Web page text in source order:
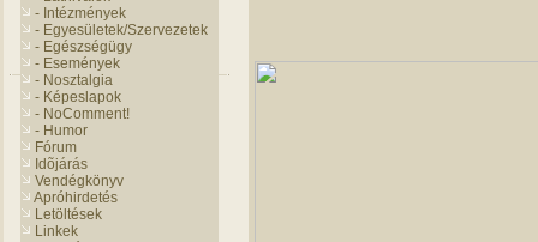
- Intézmények
- Egyesületek/Szervezetek
- Egészségügy
- Események
- Nosztalgia
- Képeslapok
- NoComment!
- Humor
Fórum
Idõjárás
Vendégkönyv
Apróhirdetés
Letöltések
Linkek